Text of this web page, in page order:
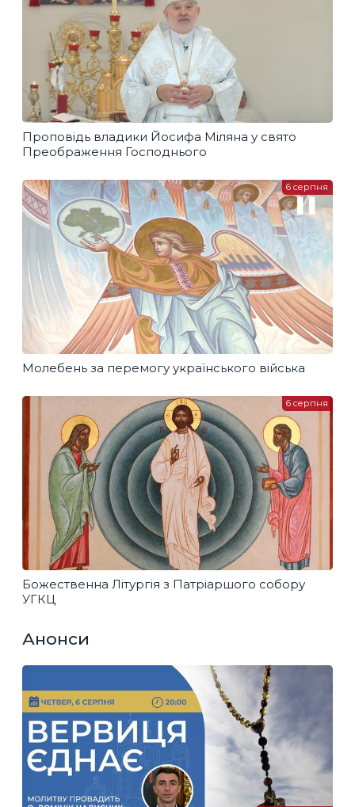
Проповідь владики Йосифа Міляна у свято
Преображення Господнього
Молебень за перемогу українського війська
6 серпня
Божественна Літургія з Патріаршого собору
УГКЦ
6 серпня
Анонси